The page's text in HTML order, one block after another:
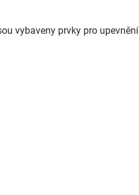
vybaveny prvky pro upevnění